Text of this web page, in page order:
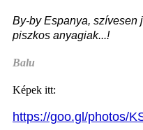
By-by Espanya, szívesen
piszkos anyagiak...!
Balu
Képek itt:
https://goo.gl/photos/